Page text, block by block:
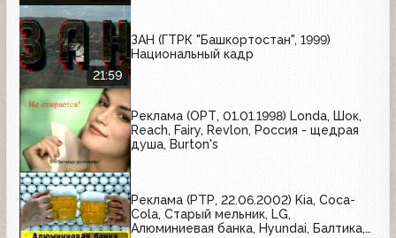
21:59
ЗАН (ГТРК "Башкортостан", 1999)
Национальный кадр
Реклама (ОРТ, 01.01.1998) Londa, Шок,
Reach, Fairy, Revlon, Россия - щедрая
душа, Burton's
Реклама (РТР, 22.06.2002) Kia, Coca-
Cola, Старый мельник, LG,
Алюминиевая банка, Hyundai, Балтика,